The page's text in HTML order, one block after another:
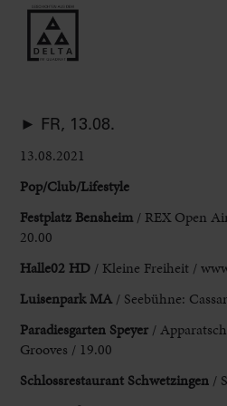
► FR, 13.08.
13.08.2021
Pop/Club/Lifestyle
Festplatz Bensheim / REXOpen
20.00
Halle02 HD / Kleine Freiheit /
Luisenpark MA / Seebühne:
Paradiesgarten Speyer /
Grooves / 19.00
Schlossrestaurant Schwetzingen /